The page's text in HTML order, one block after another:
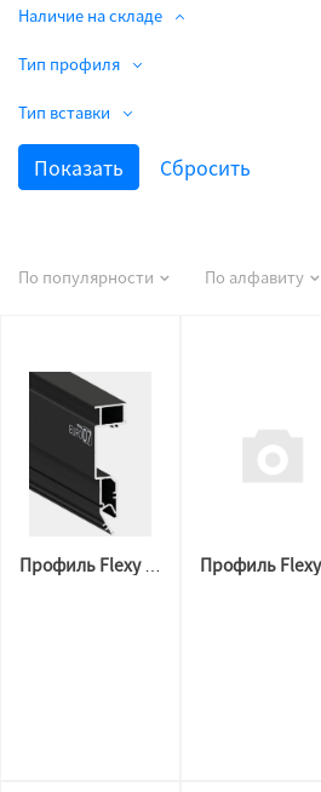
Наличие на складе
Тип профиля
Тип вставки
По популярности По алфавиту